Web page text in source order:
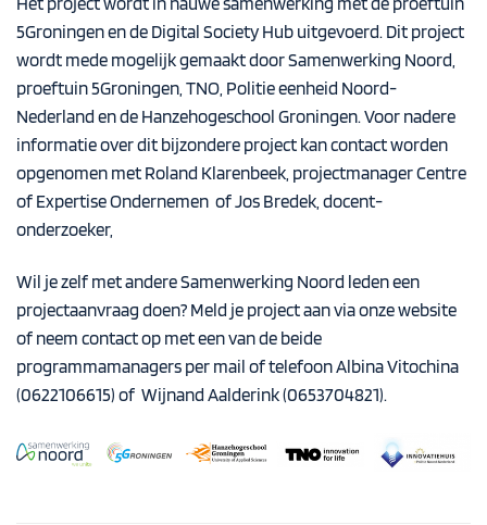
5Groningen en de Digital Society Hub uitgevoerd. Dit project
wordt mede mogelijk gemaakt door Samenwerking Noord,
proeftuin 5Groningen, TNO, Politie eenheid Noord-
Nederland en de Hanzehogeschool Groningen. Voor nadere
informatie over dit bijzondere project kan contact worden
opgenomen met Roland Klarenbeek, projectmanager Centre
of Expertise Ondernemen ofJos Bredek, docent-
onderzoeker,
Wil je zelf met andere Samenwerking Noord leden een
projectaanvraag doen? Meld je project aan via onzewebsite
of neem contact op met een van de beide
programmamanagers per mail of telefoonAlbina Vitochina
(0622106615) of Wijnand Aalderink(0653704821).